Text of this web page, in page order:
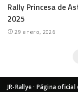
Rally Princesa de
2025
29 enero, 2026
JR-Rallye · Página